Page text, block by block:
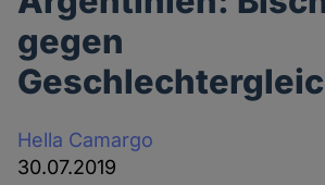
gegen
Hella Camargo
30.07.2019